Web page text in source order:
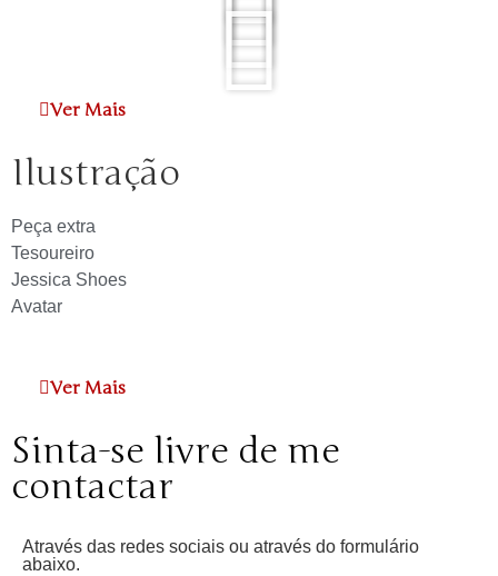
Ver Mais
Ilustração
Peça extra
Tesoureiro
Jessica Shoes
Avatar
Ver Mais
Sinta-se livre de me
contactar
Através das redes sociais ou através do formulário
abaixo.